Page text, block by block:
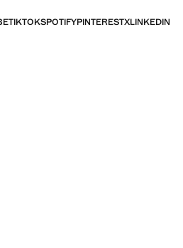
TIKTOKSPOTIFYPINTERESTXLINKEDIN